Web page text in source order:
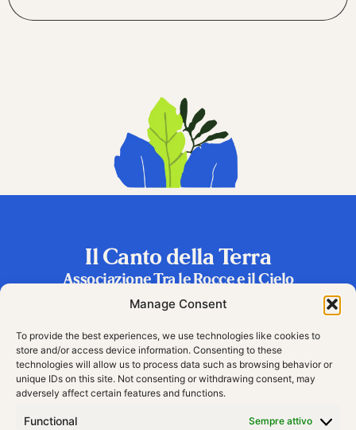
Manage Consent
To provide the best experiences, we use technologies like cookies to
store and/or access device information. Consenting to these
technologies will allow us to process data such as browsing behavior or
unique IDs on this site. Not consenting or withdrawing consent, may
adversely affect certain features and functions.
Functional Sempre attivo
Il Canto della Terra
Associazione Tra le Rocce e il Cielo
Frazione Riva 2, 38060 Vallarsa (TN), Italy